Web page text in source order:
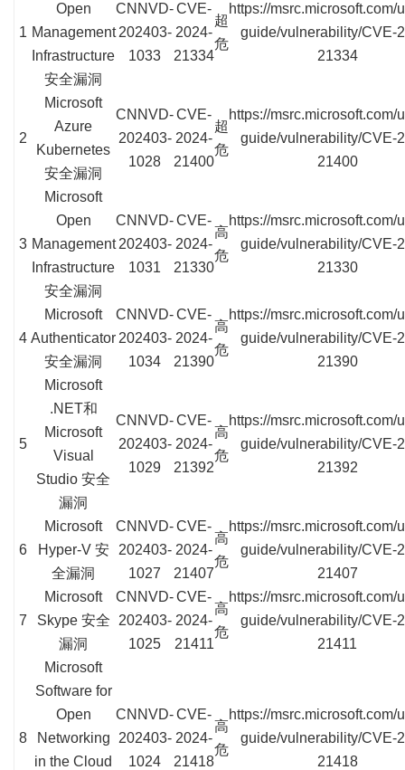
1
Open
Management
Infrastructure
安全漏洞
CNNVD-
202403-
1033
CVE-
2024-
21334
超
危
https://msrc.microsoft.com/
guide/vulnerability/CVE-
21334
2
Microsoft
Azure
Kubernetes
安全漏洞
CNNVD-
202403-
1028
CVE-
2024-
21400
超
危
https://msrc.microsoft.com/
guide/vulnerability/CVE-
21400
3
Microsoft
Open
Management
Infrastructure
安全漏洞
CNNVD-
202403-
1031
CVE-
2024-
21330
高
危
https://msrc.microsoft.com/
guide/vulnerability/CVE-
21330
4
Microsoft
Authenticator
安全漏洞
CNNVD-
202403-
1034
CVE-
2024-
21390
高
危
https://msrc.microsoft.com/
guide/vulnerability/CVE-
21390
5
Microsoft
.NET和
Microsoft
Visual
Studio 安全
漏洞
CNNVD-
202403-
1029
CVE-
2024-
21392
高
危
https://msrc.microsoft.com/
guide/vulnerability/CVE-
21392
6
Microsoft
Hyper-V 安
全漏洞
CNNVD-
202403-
1027
CVE-
2024-
21407
高
危
https://msrc.microsoft.com/
guide/vulnerability/CVE-
21407
7
Microsoft
Skype 安全
漏洞
CNNVD-
202403-
1025
CVE-
2024-
21411
高
危
https://msrc.microsoft.com/
guide/vulnerability/CVE-
21411
8
Microsoft
Software for
Open
Networking
in the Cloud
CNNVD-
202403-
1024
CVE-
2024-
21418
高
危
https://msrc.microsoft.com/
guide/vulnerability/CVE-
21418